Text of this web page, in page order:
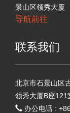
景山区领秀大厦
导航前往
联系我们
北京市石景山区
领秀大厦B座121
办公电话 :